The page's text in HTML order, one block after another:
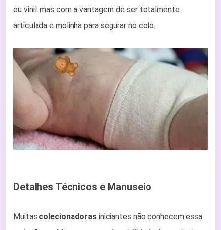
ou vinil, mas com a vantagem de ser totalmente
articulada e molinha para segurar no colo.
Detalhes Técnicos e Manuseio
Muitas colecionadoras iniciantes não conhecem essa